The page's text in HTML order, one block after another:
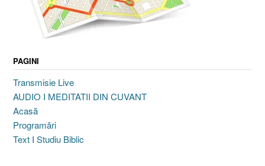
PAGINI
Transmisie Live
AUDIO I MEDITATII DIN CUVANT
Acasă
Programări
Text I Studiu Biblic